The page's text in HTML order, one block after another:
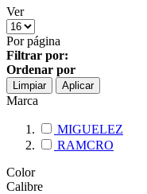
Ver
Por página
Filtrar por:
Ordenar por
Limpiar Aplicar
Marca
MIGUELEZ
RAMCRO
Color
Calibre